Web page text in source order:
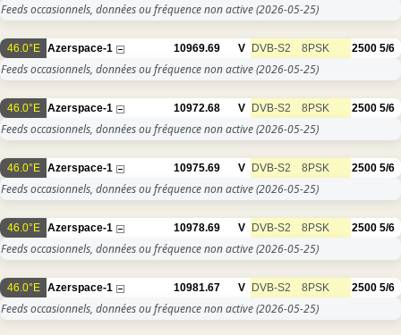
Feeds occasionnels, données ou fréquence non active(2026-05-25)
46.0°E Azerspace-1 10969.69 V DVB-S2 8PSK 2500 5/6
Feeds occasionnels, données ou fréquence non active(2026-05-25)
46.0°E Azerspace-1 10972.68 V DVB-S2 8PSK 2500 5/6
Feeds occasionnels, données ou fréquence non active(2026-05-25)
46.0°E Azerspace-1 10975.69 V DVB-S2 8PSK 2500 5/6
Feeds occasionnels, données ou fréquence non active(2026-05-25)
46.0°E Azerspace-1 10978.69 V DVB-S2 8PSK 2500 5/6
Feeds occasionnels, données ou fréquence non active(2026-05-25)
46.0°E Azerspace-1 10981.67 V DVB-S2 8PSK 2500 5/6
Feeds occasionnels, données ou fréquence non active(2026-05-25)